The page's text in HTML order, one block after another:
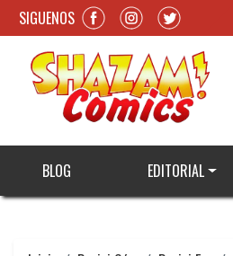
SIGUENOS
BLOG EDITORIAL